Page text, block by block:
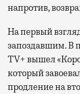
напротив,
На первый
запоздавшим. В
TV+ вышел
который
продление на